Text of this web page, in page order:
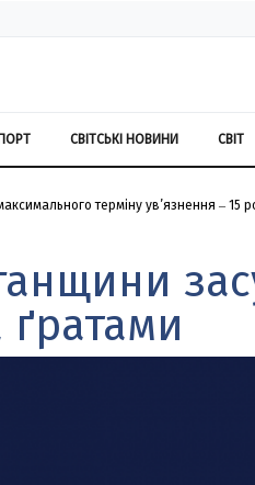
СВІТСЬКІ НОВИНИ СВІТ
терміну ув’язнення ‒ 15
ґратами